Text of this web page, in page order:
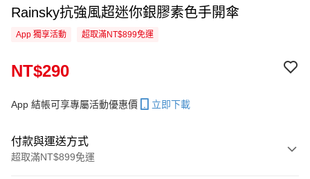
Rainsky抗強風超迷你銀膠素色手開傘
App 獨享活動 超取滿NT$899免運
NT$290
App 結帳可享專屬活動優惠價 立即下載
付款與運送方式
超取滿NT$899免運